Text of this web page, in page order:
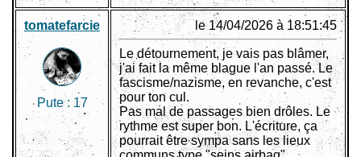
tomatefarcie
Pute :17
le 14/04/2026 à 18:51:45
Le détournement, je vais pas blâmer,
j'ai fait la même blague l'an passé. Le
fascisme/nazisme, en revanche, c'est
pour ton cul.
Pas mal de passages bien drôles. Le
rythme est super bon. L'écriture, ça
pourrait être sympa sans les lieux